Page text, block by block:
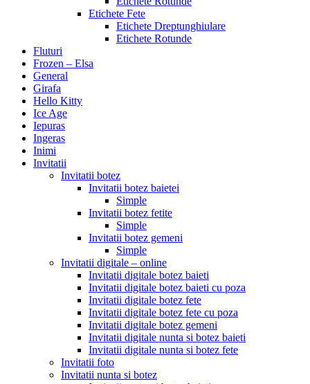
Etichete Fete
Etichete Dreptunghiulare
Etichete Rotunde
Fluturi
Frozen – Elsa
General
Girafa
Hello Kitty
Ice Age
Iepuras
Ingeras
Inimi
Invitatii
Invitatii botez
Invitatii botez baietei
Simple
Invitatii botez fetite
Simple
Invitatii botez gemeni
Simple
Invitatii digitale – online
Invitatii digitale botez baieti
Invitatii digitale botez baieti cu poza
Invitatii digitale botez fete
Invitatii digitale botez fete cu poza
Invitatii digitale botez gemeni
Invitatii digitale nunta si botez baieti
Invitatii digitale nunta si botez fete
Invitatii foto
Invitatii nunta si botez